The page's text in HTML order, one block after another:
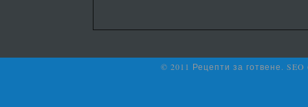
© 2011 Рецепти за готвене.